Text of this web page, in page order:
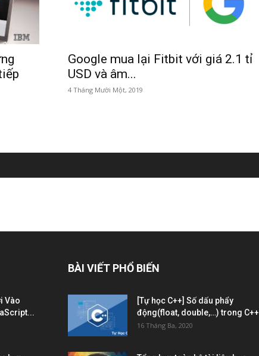
Google mua lại Fitbit với giá 2.1 tỉ
USD và âm...
4 Tháng Mười Một, 2019
Vào
BÀI VIẾT PHỔ BIẾN
[Tự học C++] Số dấu phẩy
động(float, double,…) trong C++
16 Tháng Ba, 2020